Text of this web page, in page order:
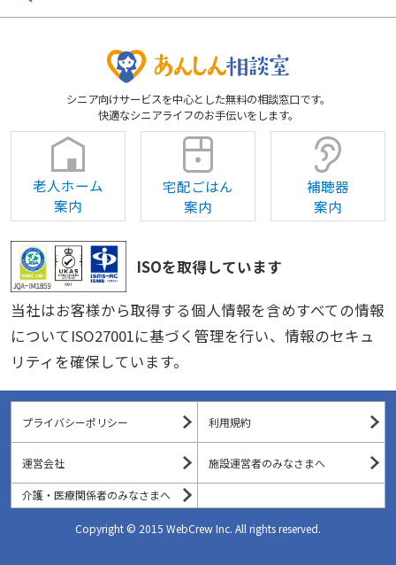
シニア向けサービスを中心とした無料の相談窓口です。
快適なシニアライフのお手伝いをします。
老人ホーム
案内
宅配ごはん
案内
補聴器
案内
ISOを取得しています
当社はお客様から取得する個人情報を含めすべての情報
についてISO27001に基づく管理を行い、情報のセキュ
リティを確保しています。
プライバシーポリシー 利用規約
運営会社 施設運営者のみなさまへ
介護・医療関係者のみなさまへ
Copyright © 2015 WebCrew Inc. All rights reserved.